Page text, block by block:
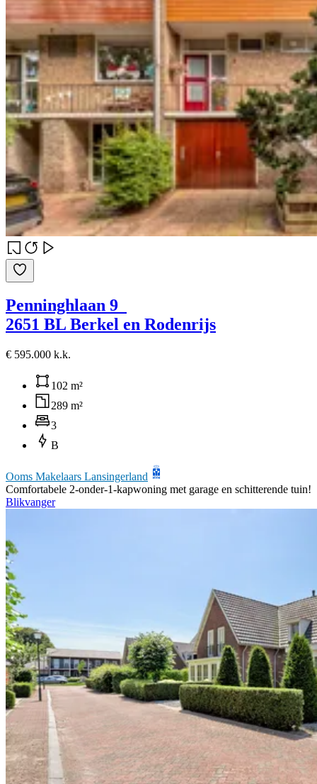
Penninghlaan 9
2651 BL Berkel en Rodenrijs
€ 595.000 k.k.
102 m²
289 m²
3
B
Ooms Makelaars Lansingerland
Comfortabele 2-onder-1-kapwoning met garage en schitterende tuin!
Blikvanger